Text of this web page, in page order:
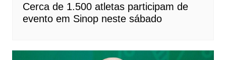
Cerca de 1.500 atletas participam de
evento em Sinop neste sábado